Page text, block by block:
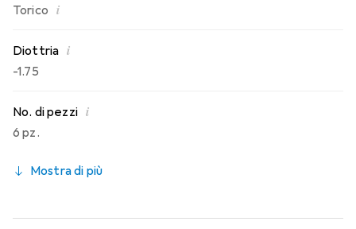
Torico i
Diottria i
-1.75
No. di pezzi i
6 pz.
Mostra di più